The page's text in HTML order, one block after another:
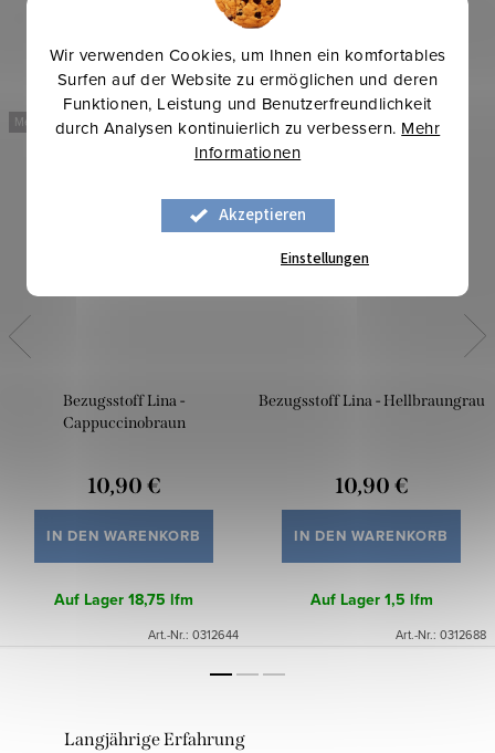
Wir verwenden Cookies, um Ihnen ein komfortables
Surfen auf der Website zu ermöglichen und deren
Funktionen, Leistung und Benutzerfreundlichkeit
durch Analysen kontinuierlich zu verbessern. Mehr
Informationen
Akzeptieren
Einstellungen
Mehr für weniger
Bezugsstoff Lina -
Cappuccinobraun
10,90 €
IN DEN WARENKORB
Auf Lager 18,75 lfm
Art.-Nr.: 0312644
Mehr für weniger
Bezugsstoff Lina - Hellbraungrau
10,90 €
IN DEN WARENKORB
Auf Lager 1,5 lfm
Art.-Nr.: 0312688
Langjährige Erfahrung